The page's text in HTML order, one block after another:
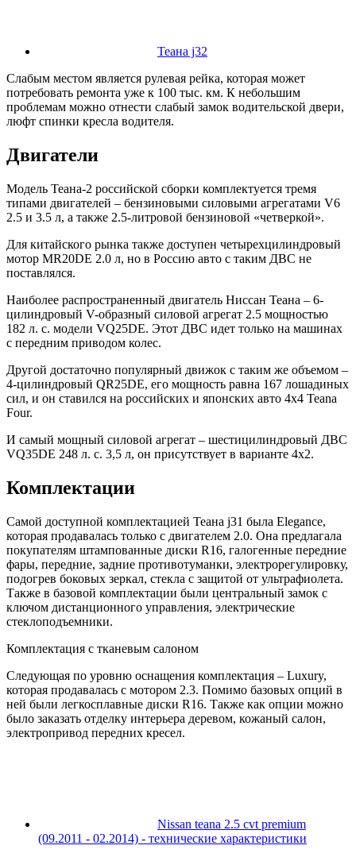
Теана j32
Слабым местом является рулевая рейка, которая может
потребовать ремонта уже к 100 тыс. км. К небольшим
проблемам можно отнести слабый замок водительской двери,
люфт спинки кресла водителя.
Двигатели
Модель Теана-2 российской сборки комплектуется тремя
типами двигателей – бензиновыми силовыми агрегатами V6
2.5 и 3.5 л, а также 2.5-литровой бензиновой «четверкой».
Для китайского рынка также доступен четырехцилиндровый
мотор MR20DE 2.0 л, но в Россию авто с таким ДВС не
поставлялся.
Наиболее распространенный двигатель Ниссан Теана – 6-
цилиндровый V-образный силовой агрегат 2.5 мощностью
182 л. с. модели VQ25DE. Этот ДВС идет только на машинах
с передним приводом колес.
Другой достаточно популярный движок с таким же объемом –
4-цилиндровый QR25DE, его мощность равна 167 лошадиных
сил, и он ставился на российских и японских авто 4х4 Teana
Four.
И самый мощный силовой агрегат – шестицилиндровый ДВС
VQ35DE 248 л. с. 3,5 л, он присутствует в варианте 4х2.
Комплектации
Самой доступной комплектацией Теана j31 была Elegance,
которая продавалась только с двигателем 2.0. Она предлагала
покупателям штампованные диски R16, галогенные передние
фары, передние, задние противотуманки, электрорегулировку,
подогрев боковых зеркал, стекла с защитой от ультрафиолета.
Также в базовой комплектации были центральный замок с
ключом дистанционного управления, электрические
стеклоподъемники.
Комплектация с тканевым салоном
Следующая по уровню оснащения комплектация – Luxury,
которая продавалась с мотором 2.3. Помимо базовых опций в
ней были легкосплавные диски R16. Также как опции можно
было заказать отделку интерьера деревом, кожаный салон,
электропривод передних кресел.
Nissan teana 2.5 cvt premium
(09.2011 - 02.2014) - технические характеристики